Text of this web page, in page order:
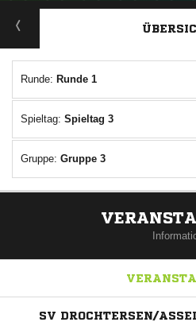
ANZEIGE
Runde: Runde 1
Spieltag: Spieltag 3
Gruppe: Gruppe 3
SV DROCHTERSEN/